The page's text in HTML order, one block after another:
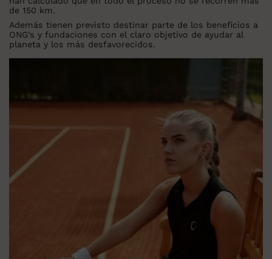
de 150 km.
Además tienen previsto destinar parte de los beneficios a
ONG’s y fundaciones con el claro objetivo de ayudar al
planeta y los más desfavorecidos.